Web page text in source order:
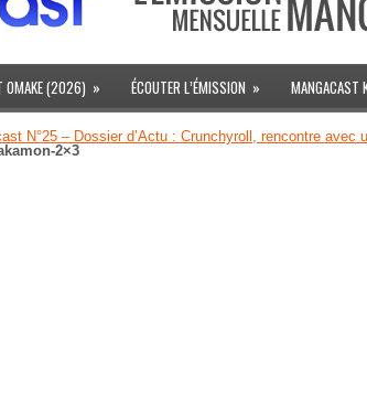
OMAKE (2026) » ÉCOUTER L’ÉMISSION » MANGACAST
N°25 – Dossier d’Actu : Crunchyroll, rencontre avec
2×3